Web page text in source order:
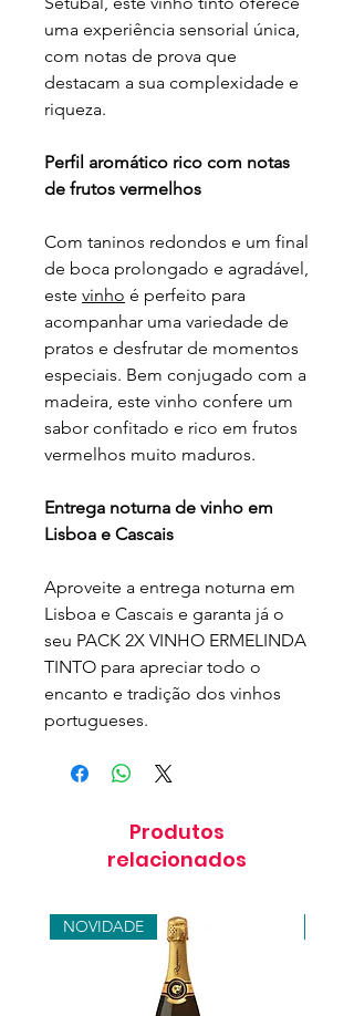
uma experiência sensorial única,
com notas de prova que
destacam a sua complexidade e
riqueza.
Perfil aromático rico com notas
de frutos vermelhos
Com taninos redondos e um final
de boca prolongado e agradável,
este vinho é perfeito para
acompanhar uma variedade de
pratos e desfrutar de momentos
especiais. Bem conjugado com a
madeira, este vinho confere um
sabor confitado e rico em frutos
vermelhos muito maduros.
Entrega noturna de vinho em
Lisboa e Cascais
Aproveite a entrega noturna em
Lisboa e Cascais e garanta já o
seu PACK 2X VINHO ERMELINDA
TINTO para apreciar todo o
encanto e tradição dos vinhos
portugueses.
Produtos
relacionados
NOVIDADE